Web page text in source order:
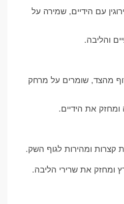
עם הידיים, שמירה על
והליבה.
מהצד, שומרים על מרחק
את הידיים.
קצרות ומהירות לגוף השק.
את שרירי הליבה.